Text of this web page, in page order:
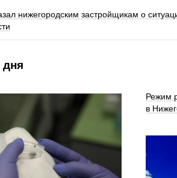
нижегородским застройщикам о
дня
Режим
в